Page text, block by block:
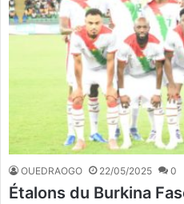
OUEDRAOGO 22/05/2025 0
Étalons du Burkina